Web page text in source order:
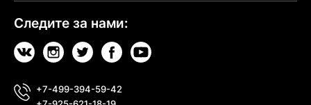
Следите за нами:
+7-499-394-59-42